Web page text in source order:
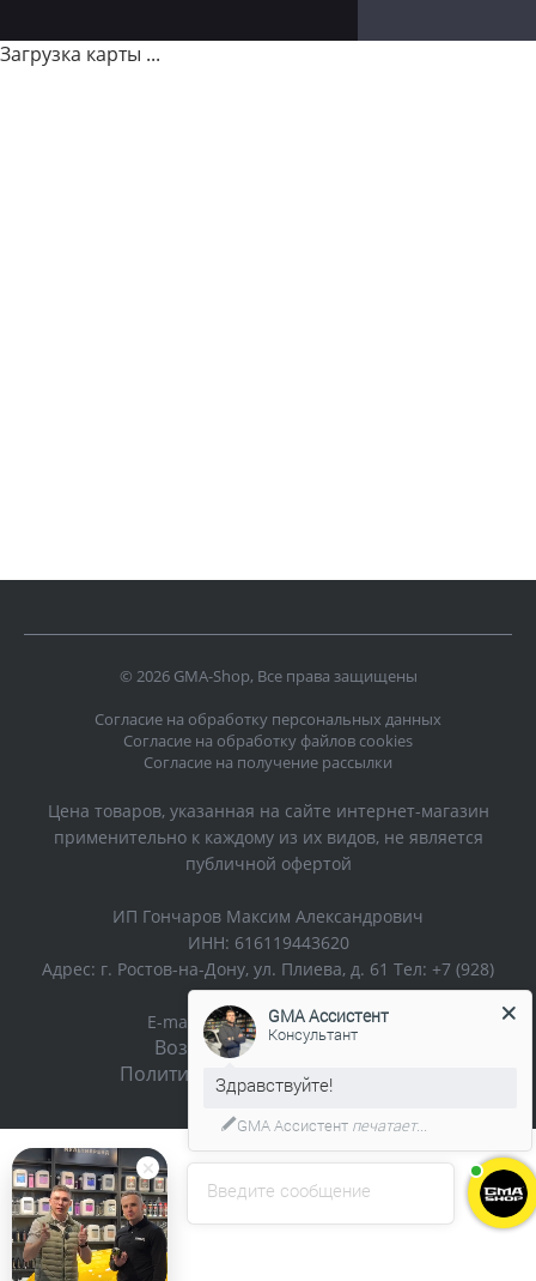
Загрузка карты ...
© 2026 GMA-Shop, Все права защищены
Согласие на обработку персональных данных
Согласие на обработку файлов cookies
Согласие на получение рассылки
Цена товаров, указанная на сайте интернет-магазин
применительно к каждому из их видов, не является
публичной офертой
ИП Гончаров Максим Александрович
ИНН: 616119443620
Адрес: г. Ростов-на-Дону, ул. Плиева, д. 61 Тел: +7 (928)
366 64-44
E-mail:support@gma-shop.ru
Возврат и обмен товара
Политика конфиденциальности
Введите сообщение
GMA Ассистент
Консультант
GMA Ассистент печатает...